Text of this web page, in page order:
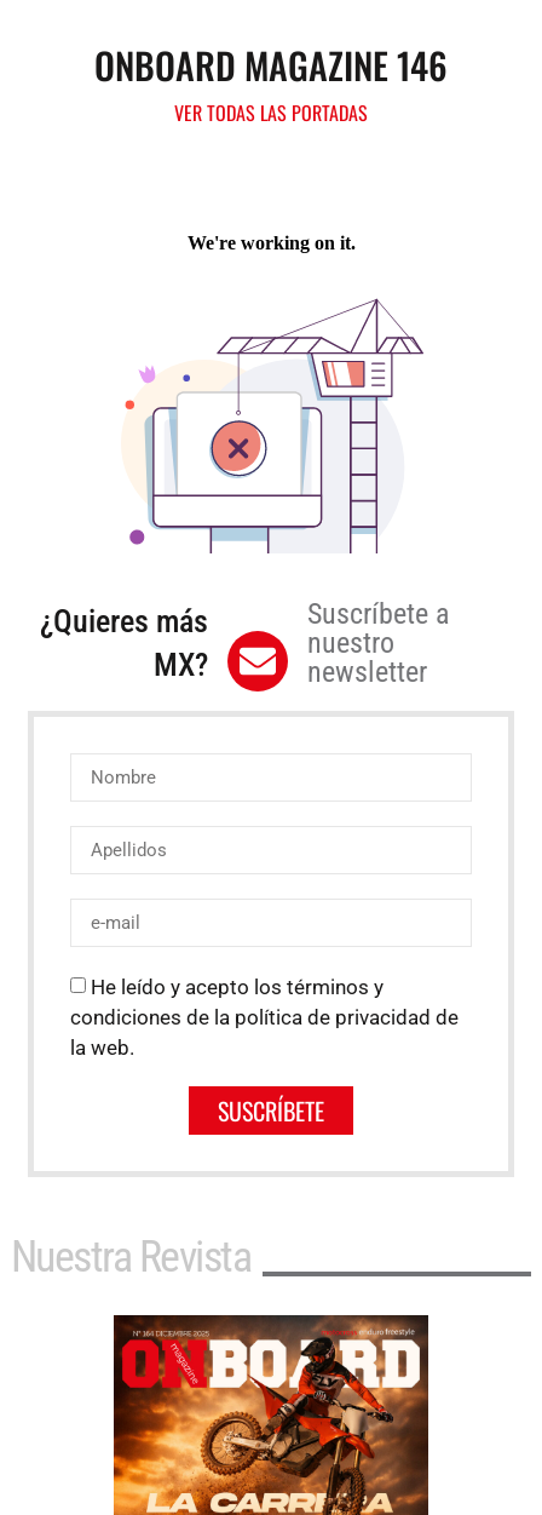
ONBOARD MAGAZINE 146
VER TODAS LAS PORTADAS
¿Quieres más
MX?
Suscríbete a
nuestro
newsletter
He leído y acepto los términos y
condiciones de la política de privacidad de
la web.
SUSCRÍBETE
Nuestra Revista